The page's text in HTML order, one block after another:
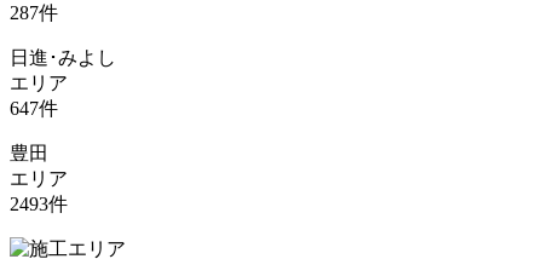
287件
日進･みよし
エリア
647件
豊田
エリア
2493件